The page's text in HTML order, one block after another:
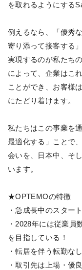
を取れるようにする
例えるなら、「優秀
寄り添って接客する
実現するのが私たち
によって、企業はこ
ことができ、お客様
にたどり着けます。
私たちはこの事業を
最適化する」ことで
会いを、日本中、そ
います。
★OPTEMOの特徴
・急成長中のスター
・2028年には従業員
を目指している！
・転居を伴う転勤な
・取引先は上場・優